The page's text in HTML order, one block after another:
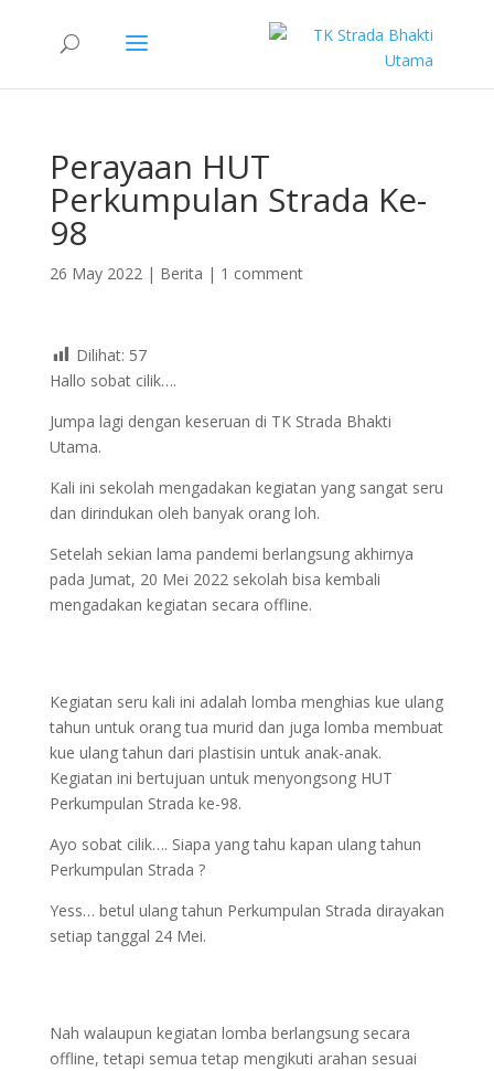
Perayaan HUT
Perkumpulan Strada Ke-
98
26 May 2022| Berita | 1 comment
Dilihat: 57
Hallo sobat cilik….
Jumpa lagi dengan keseruan di TK Strada Bhakti
Utama.
Kali ini sekolah mengadakan kegiatan yang sangat seru
dan dirindukan oleh banyak orang loh.
Setelah sekian lama pandemi berlangsung akhirnya
pada Jumat, 20 Mei 2022 sekolah bisa kembali
mengadakan kegiatan secara offline.
Kegiatan seru kali ini adalah lomba menghias kue ulang
tahun untuk orang tua murid dan juga lomba membuat
kue ulang tahun dari plastisin untuk anak-anak.
Kegiatan ini bertujuan untuk menyongsong HUT
Perkumpulan Strada ke-98.
Ayo sobat cilik…. Siapa yang tahu kapan ulang tahun
Perkumpulan Strada ?
Yess… betul ulang tahun Perkumpulan Strada dirayakan
setiap tanggal 24 Mei.
Nah walaupun kegiatan lomba berlangsung secara
offline, tetapi semua tetap mengikuti arahan sesuai